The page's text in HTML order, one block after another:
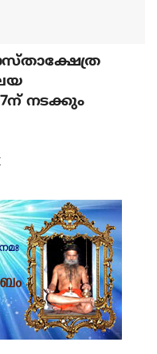
നടക്കും